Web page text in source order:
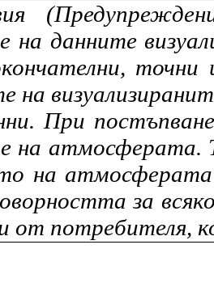
на данните
При
на атмосферата.
на
за
от потребителя,